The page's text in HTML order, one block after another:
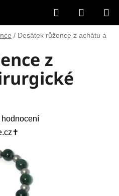
Hledat
KOŠÍK
/ Desátek růžence z achátu a
z
hodnocení